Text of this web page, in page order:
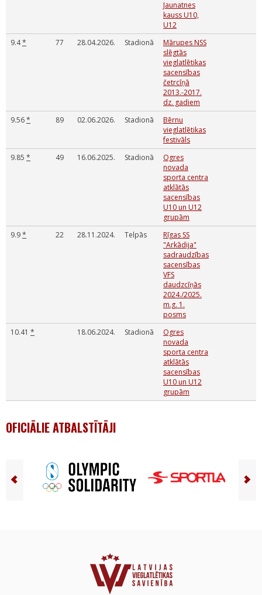
Jaunatnes
kauss U10,
U12
9.4* 77 28.04.2026. Stadionā
Mārupes NSS
slēgtās
vieglatlētikas
sacensības
četrcīņā
2013.-2017.
dz. gadiem
9.56* 89 02.06.2026. Stadionā
Bērnu
vieglatlētikas
festivāls
9.85 * 49 16.06.2025. Stadionā
Ogres
novada
sporta centra
atklātās
sacensības
U10 un U12
grupām
9.9* 22 28.11.2024. Telpās
Rīgas SS
"Arkādija"
sadraudzības
sacensības
VFS
daudzcīņās
2024./2025.
m.g. 1.
posms
10.41 * 18.06.2024. Stadionā
Ogres
novada
sporta centra
atklātās
sacensības
U10 un U12
grupām
OFICIĀLIE ATBALSTĪTĀJI